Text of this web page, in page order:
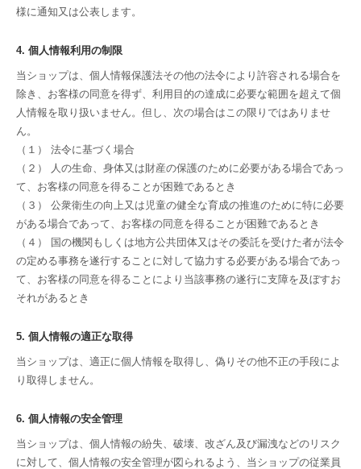
様に通知又は公表します。
4. 個人情報利用の制限
当ショップは、個人情報保護法その他の法令により許容される場合を
除き、お客様の同意を得ず、利用目的の達成に必要な範囲を超えて個
人情報を取り扱いません。但し、次の場合はこの限りではありませ
ん。
（１） 法令に基づく場合
（２） 人の生命、身体又は財産の保護のために必要がある場合であっ
て、お客様の同意を得ることが困難であるとき
（３） 公衆衛生の向上又は児童の健全な育成の推進のために特に必要
がある場合であって、お客様の同意を得ることが困難であるとき
（４） 国の機関もしくは地方公共団体又はその委託を受けた者が法令
の定める事務を遂行することに対して協力する必要がある場合であっ
て、お客様の同意を得ることにより当該事務の遂行に支障を及ぼすお
それがあるとき
5. 個人情報の適正な取得
当ショップは、適正に個人情報を取得し、偽りその他不正の手段によ
り取得しません。
6. 個人情報の安全管理
当ショップは、個人情報の紛失、破壊、改ざん及び漏洩などのリスク
に対して、個人情報の安全管理が図られるよう、当ショップの従業員